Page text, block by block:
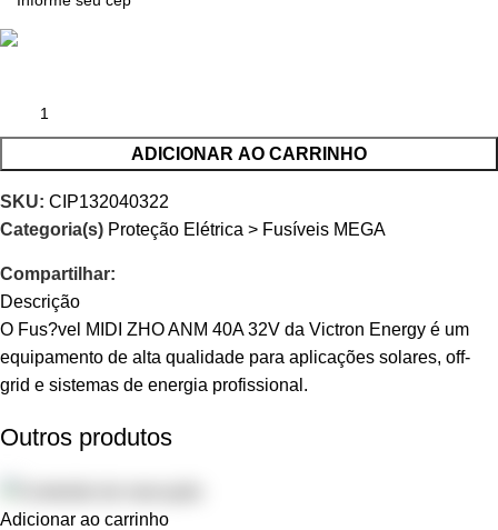
ADICIONAR AO CARRINHO
SKU: CIP132040322
Categoria(s) Proteção Elétrica > Fusíveis MEGA
Compartilhar:
Descrição
O Fus?vel MIDI ZHO ANM 40A 32V da Victron Energy é um
equipamento de alta qualidade para aplicações solares, off-
grid e sistemas de energia profissional.
Outros produtos
Adicionar ao carrinho